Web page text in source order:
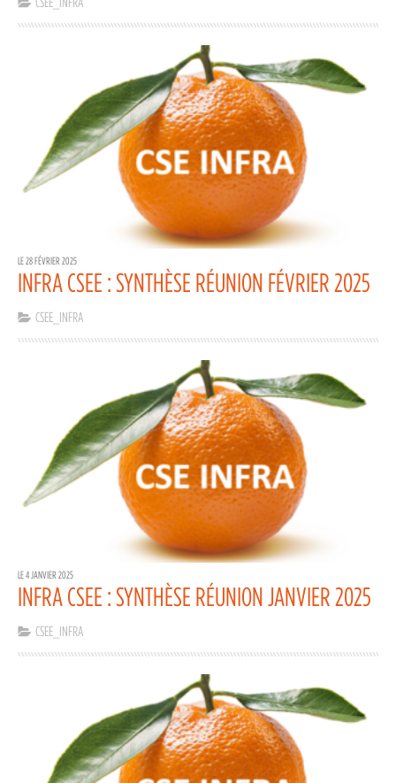
LE 28 FÉVRIER 2025
INFRA CSEE : SYNTHÈSE RÉUNION FÉVRIER 2025
CSEE_INFRA
LE 4 JANVIER 2025
INFRA CSEE : SYNTHÈSE RÉUNION JANVIER 2025
CSEE_INFRA